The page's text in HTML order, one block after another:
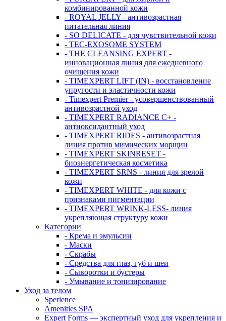
комбинированной кожи
- ROYAL JELLY - антивозрастная
питательная линия
- SO DELICATE - для чувствительной кожи
- TEC-EXOSOME SYSTEM
- THE CLEANSING EXPERT -
инновационная линия для ежедневного
очищения кожи
- TIMEXPERT LIFT (IN) - восстановление
упругости и эластичности кожи
- Timexpert Premier - усовершенствованный
антивозрастной уход
- TIMEXPERT RADIANCE С+ -
антиоксидантный уход
- TIMEXPERT RIDES - антивозрастная
линия против мимических морщин
- TIMEXPERT SKINRESET -
биoэнергетическая косметика
- TIMEXPERT SRNS - линия для зрелой
кожи
- TIMEXPERT WHITE - для кожи с
признаками пигментации
- TIMEXPERT WRINK-LESS- линия
укрепляющая структуру кожи
Категории
- Крема и эмульсии
- Маски
- Скрабы
- Средства для глаз, губ и шеи
- Сыворотки и бустеры
- Умывание и тонизирование
Уход за телом
Sperience
Amenities SPA
Expert Forms — экспертный уход для укрепления и